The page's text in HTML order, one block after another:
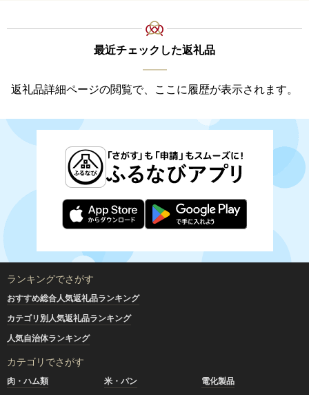
最近チェックした返礼品
返礼品詳細ページの閲覧で、ここに履歴が表示されます。
ランキングでさがす
おすすめ総合人気返礼品ランキング
カテゴリ別人気返礼品ランキング
人気自治体ランキング
カテゴリでさがす
肉・ハム類 米・パン
電化製品